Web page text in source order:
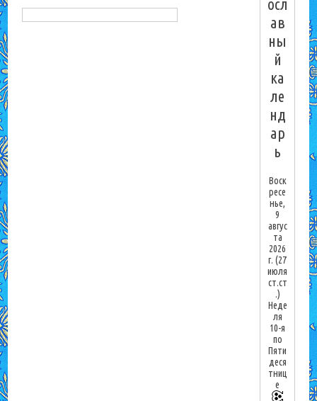
осл
ав
ны
й
ка
ле
нд
ар
ь
Воск
ресе
нье,
9
авгус
та
2026
г.(27
июля
ст.ст
.)
Неде
ля
10-я
по
Пяти
деся
тниц
е